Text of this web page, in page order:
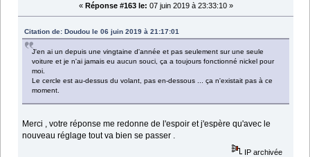
« Réponse #163 le: 07 juin 2019 à 23:33:10 »
Citation de: Doudou le 06 juin 2019 à 21:17:01
J'en ai un depuis une vingtaine d'année et pas seulement sur une seule
voiture et je n'ai jamais eu aucun souci, ça a toujours fonctionné nickel pour
moi.
Le cercle est au-dessus du volant, pas en-dessous ... ça n'existait pas à ce
moment.
Merci , votre réponse me redonne de l'espoir et j'espère qu'avec le
nouveau réglage tout va bien se passer .
IP archivée